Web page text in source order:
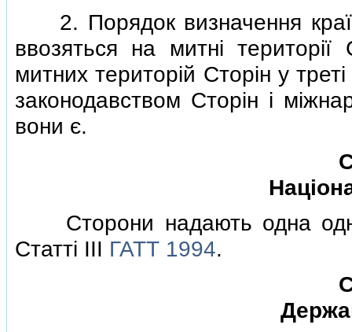
2. Порядок визначення
ввозяться на митнi
митних територiй Сторiн у
законодавством Сторiн i
вони є.
Сторони надають одна
Статтi III ГАТТ 1994.